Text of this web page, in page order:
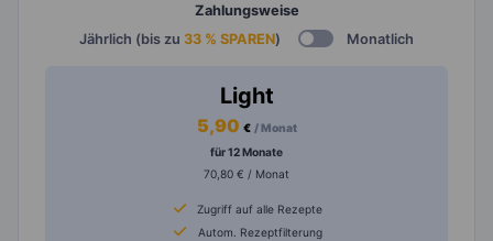
Zahlungsweise
Jährlich (bis zu 33 % SPAREN) Monatlich
Light
5,90 € / Monat
für 12 Monate
70,80 € / Monat
Zugriff auf alle Rezepte
Autom. Rezeptfilterung